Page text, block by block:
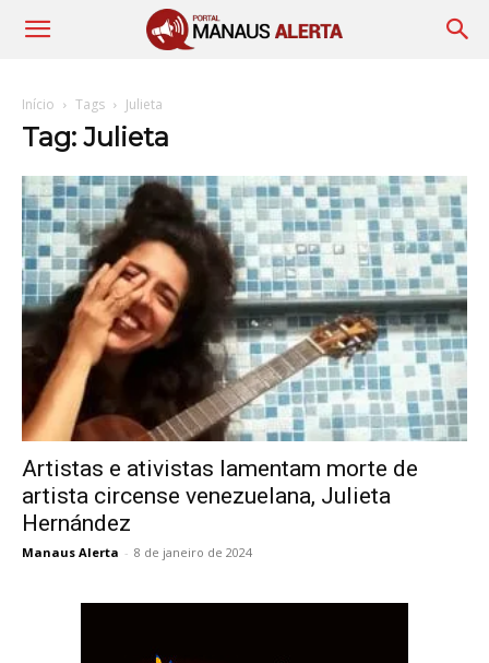
Início Tags Julieta
Tag: Julieta
Artistas e ativistas lamentam morte de
artista circense venezuelana, Julieta
Hernández
Manaus Alerta - 8 de janeiro de 2024